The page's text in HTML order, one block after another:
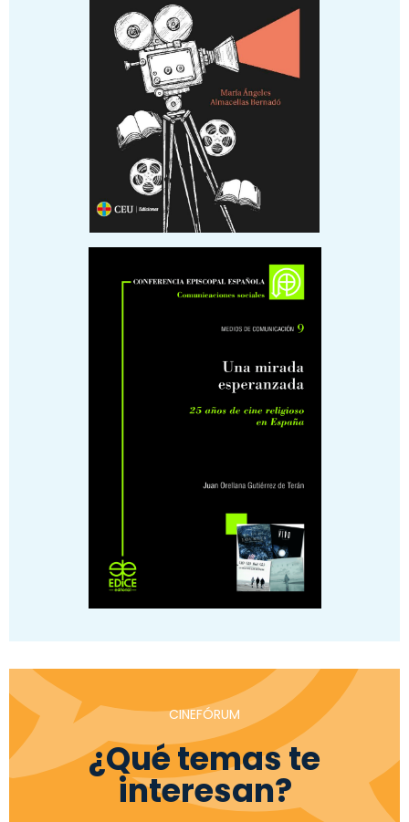
CINEFÓRUM
¿Qué temas te
interesan?